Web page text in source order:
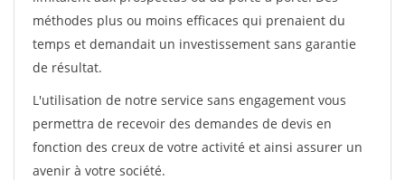
méthodes plus ou moins efficaces qui prenaient du
temps et demandait un investissement sans garantie
de résultat.
L'utilisation de notre service sans engagement vous
permettra de recevoir des demandes de devis en
fonction des creux de votre activité et ainsi assurer un
avenir à votre société.